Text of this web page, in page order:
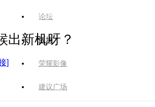
论坛
版块
荣耀影像
建议广场
出新机呀？
]